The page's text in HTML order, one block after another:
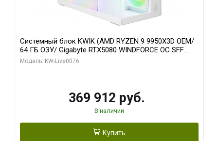
Системный блок KWIK (AMD RYZEN 9 9950X3D OEM/
64 ГБ ОЗУ/ Gigabyte RTX5080 WINDFORCE OC SFF
16GB GDDR7 256bit / 960 ГБ SSD)
Модель: KW-Live0076
369 912 руб.
В наличии
Купить